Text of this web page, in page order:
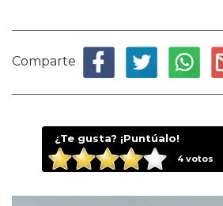
Comparte
¿Te gusta? ¡Puntúalo!
4votos